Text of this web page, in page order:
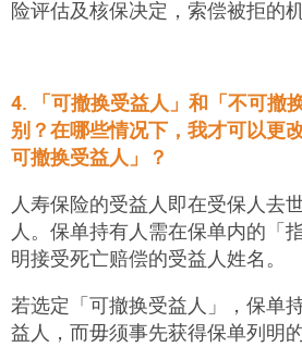
险评估及核保决定，索偿被拒的机
4. 「可撤换受益人」和「不可撤
别？在哪些情况下，我才可以更
可撤换受益人」？
人寿保险的受益人即在受保人去
人。保单持有人需在保单内的「
明接受死亡赔偿的受益人姓名。
若选定「可撤换受益人」，保单
益人，而毋须事先获得保单列明